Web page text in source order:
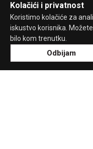
Kolačići i privatnost
Koristimo kolačiće za
iskustvo korisnika.
bilo kom trenutku.
Odbijam